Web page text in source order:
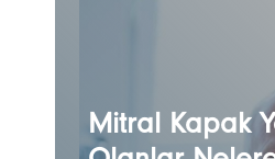
Mitral Kapak